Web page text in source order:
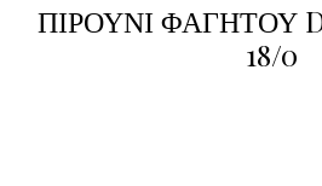
ΠΙΡΟΥΝΙ ΦΑΓΗΤΟΥ
18/0